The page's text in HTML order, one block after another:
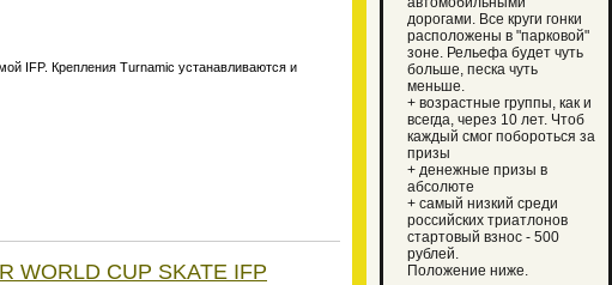
дорогами. Все круги гонки
расположены в "парковой"
зоне. Рельефа будет чуть
больше, песка чуть
меньше.
+ возрастные группы, как и
всегда, через 10 лет. Чтоб
каждый смог побороться за
призы
+ денежные призы в
абсолюте
+ самый низкий среди
российских триатлонов
стартовый взнос - 500
рублей.
Положение ниже.
IFP. Крепления Turnamic устанавливаются и
WORLD CUP SKATE IFP